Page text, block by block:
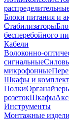
Блоки питания и
Стабилизаторы
бесперебойного
Кабели
Волоконно-
сигнальные
микрофонные
Шкафы и
Полки
розетокШкафы
Инструменты
Монтажные